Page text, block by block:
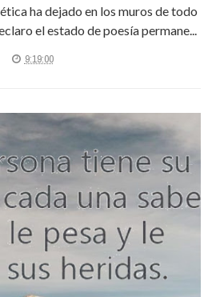
ha dejado en los muros de todo
el estado de poesía permane...
9:19:00